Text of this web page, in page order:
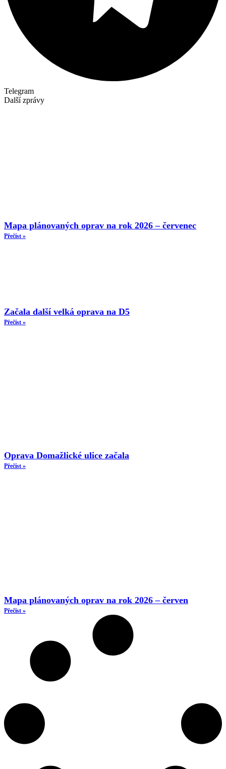
Telegram
Další zprávy
Mapa plánovaných oprav na rok 2026 – červenec
Přečíst »
Začala další velká oprava na D5
Přečíst »
Oprava Domažlické ulice začala
Přečíst »
Mapa plánovaných oprav na rok 2026 – červen
Přečíst »